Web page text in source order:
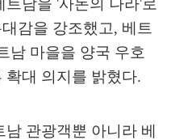
트남을 '사돈의 나라'로
감을 강조했고, 베트
남 마을을 양국 우호
확대 의지를 밝혔다.
관광객뿐 아니라 베